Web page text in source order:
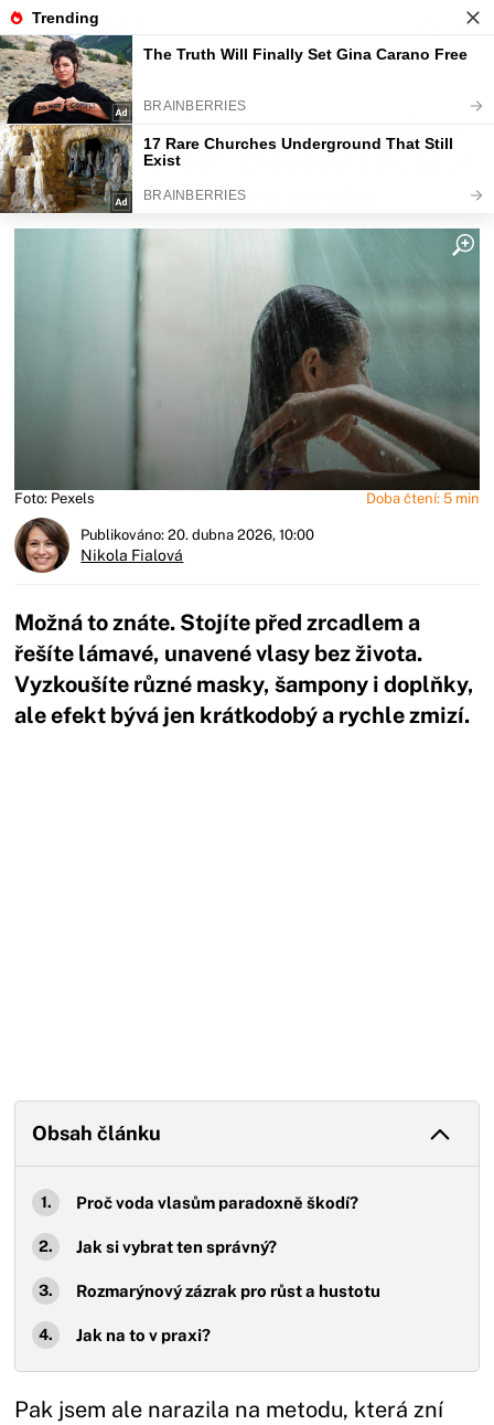
Fajntip.cz Redakce
Před mytím vlasů jsem začala dělat
jednu maličkost. Zhoustly tak, že si
známí myslí, že mám paruku
Foto: Pexels Doba čtení: 5 min
Publikováno: 20. dubna 2026, 10:00
Nikola Fialová
Možná to znáte. Stojíte před zrcadlem a
řešíte lámavé, unavené vlasy bez života.
Vyzkoušíte různé masky, šampony i doplňky,
ale efekt bývá jen krátkodobý a rychle zmizí.
Obsah článku
Proč voda vlasům paradoxně škodí?
Jak si vybrat ten správný?
Rozmarýnový zázrak pro růst a hustotu
Jak na to v praxi?
Pak jsem ale narazila na metodu, která zní